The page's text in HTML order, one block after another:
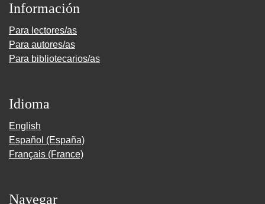
Información
Para lectores/as
Para autores/as
Para bibliotecarios/as
Idioma
English
Español (España)
Français (France)
Navegar